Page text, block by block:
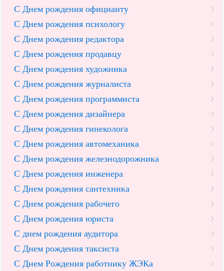
С Днем рождения официанту
С Днем рождения психологу
С Днем рождения редактора
С Днем рождения продавцу
С Днем рождения художника
С Днем рождения журналиста
С Днем рождения программиста
С Днем рождения дизайнера
С Днем рождения гинеколога
С Днем рождения автомеханика
С Днем рождения железнодорожника
С Днем рождения инженера
С Днем рождения сантехника
С Днем рождения рабочего
С Днем рождения юриста
С днем рождения аудитора
С Днем рождения таксиста
С Днем Рождения работнику ЖЭКа